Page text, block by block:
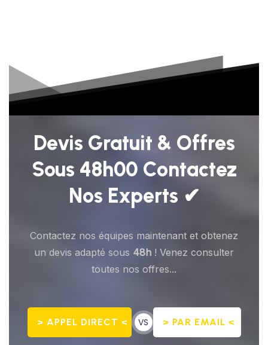
Devis Gratuit & Offres
Sous 48h00 Contactez
Nos Experts ✔
Contactez nos équipes maintenant et obtenez
un devis adapté sous 48h ! Venez consulter
toutes nos offres...
> APPEL DIRECT < VS > PAR EMAIL <